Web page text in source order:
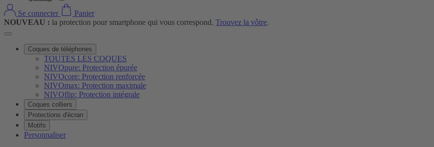
Se connecter
Panier
NOUVEAU : la protection pour smartphone qui vous correspond. Trouvez la vôtre.
Coques de téléphones
TOUTES LES COQUES
NIVOpure: Protection épurée
NIVOcore: Protection renforcée
NIVOmax: Protection maximale
NIVOflip: Protection intégrale
Coques colliers
Protections d'écran
Motifs
Personnaliser